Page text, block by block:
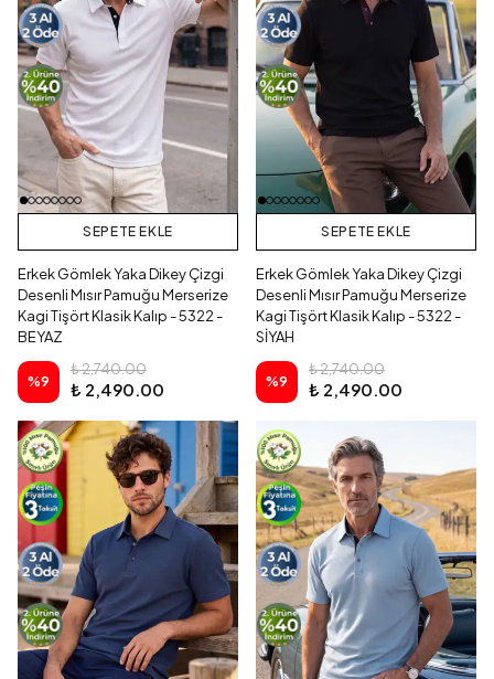
SEPETE EKLE
Erkek Gömlek Yaka Dikey Çizgi
Desenli Mısır Pamuğu Merserize
Kagi Tişört Klasik Kalıp - 5322 -
BEYAZ
%9
₺ 2,740.00
₺ 2,490.00
SEPETE EKLE
Erkek Gömlek Yaka Dikey Çizgi
Desenli Mısır Pamuğu Merserize
Kagi Tişört Klasik Kalıp - 5322 -
SİYAH
%9
₺ 2,740.00
₺ 2,490.00